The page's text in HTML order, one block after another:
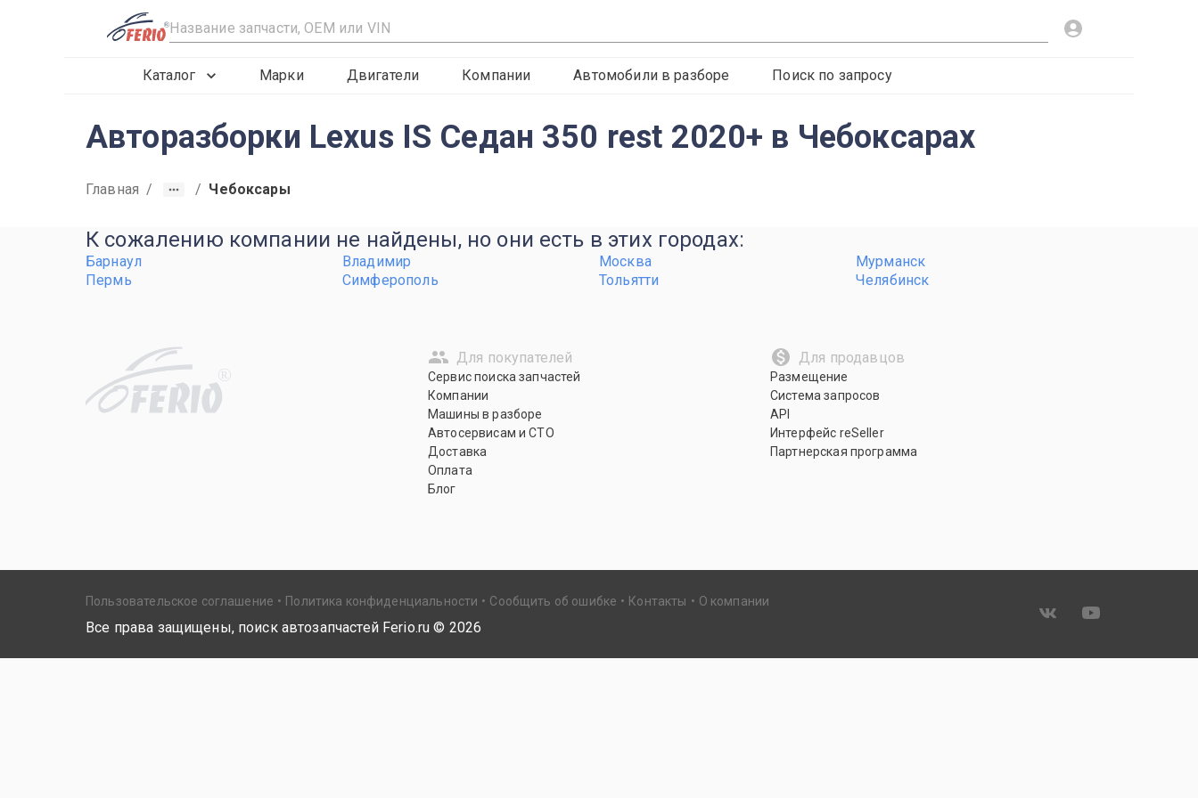
R
Каталог Марки Двигатели Компании Автомобили в разборе Поиск по запросу
Авторазборки Lexus IS Седан 350 rest 2020+ в Чебоксарах
Главная / / Чебоксары
К сожалению компании не найдены, но они есть в этих городах:
Барнаул Владимир Москва
Мурманск
Пермь
Симферополь Тольятти Челябинск
R
Для покупателей
Сервис поиска запчастей
Компании
Машины в разборе
Автосервисам и СТО
Доставка
Оплата
Блог
Для продавцов
Размещение
Система запросов
API
Интерфейс reSeller
Партнерская программа
Пользовательское соглашение Политика конфиденциальности Сообщить об ошибке Контакты О компании
Все права защищены, поиск автозапчастей Ferio.ru © 2026